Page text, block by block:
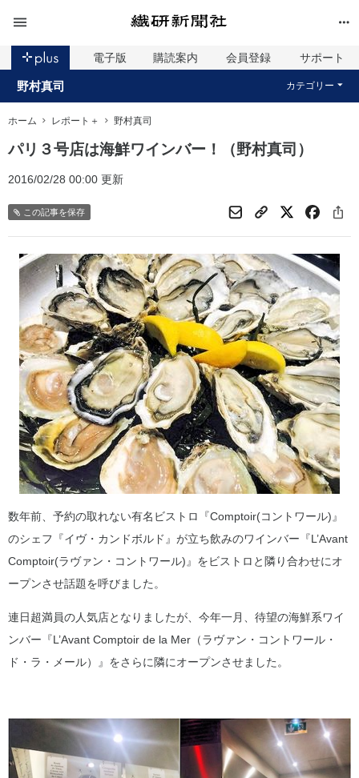
電子版 購読案内 会員登録 サポート
野村真司 カテゴリー
ホーム レポート＋ 野村真司
パリ３号店は海鮮ワインバー！（野村真司）
2016/02/28 00:00 更新
この記事を保存
数年前、予約の取れない有名ビストロ『Comptoir(コントワール)』
のシェフ『イヴ・カンドボルド』が立ち飲みのワインバー『L’Avant
Comptoir(ラヴァン・コントワール)』をビストロと隣り合わせにオ
ープンさせ話題を呼びました。
連日超満員の人気店となりましたが、今年一月、待望の海鮮系ワイ
ンバー『L’Avant Comptoir de la Mer（ラヴァン・コントワール・
ド・ラ・メール）』をさらに隣にオープンさせました。